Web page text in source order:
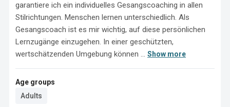
garantiere ich ein individuelles Gesangscoaching in allen
Stilrichtungen. Menschen lernen unterschiedlich. Als
Gesangscoach ist es mir wichtig, auf diese persönlichen
Lernzugänge einzugehen. In einer geschützten,
wertschätzenden Umgebung können ... Show more
Age groups
Adults